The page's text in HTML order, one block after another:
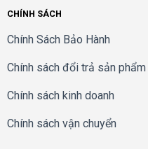
CHÍNH SÁCH
Chính Sách Bảo Hành
Chính sách đổi trả sản phẩm
Chính sách kinh doanh
Chính sách vận chuyển